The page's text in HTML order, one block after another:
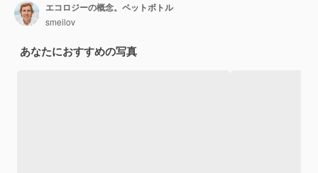
エコロジーの概念。ペットボトル
smeilov
あなたにおすすめの写真